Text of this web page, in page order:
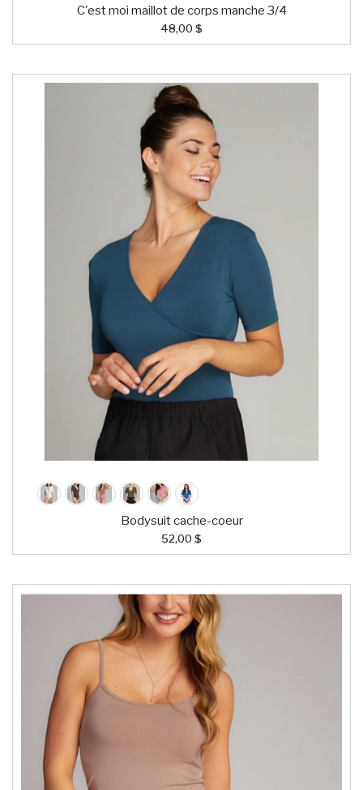
C'est moi maillot de corps manche 3/4
48,00 $
Bodysuit cache-coeur
52,00 $